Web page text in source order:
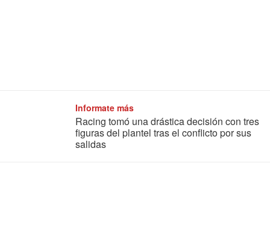
Informate más
Racing tomó una drástica decisión con tres
figuras del plantel tras el conflicto por sus
salidas